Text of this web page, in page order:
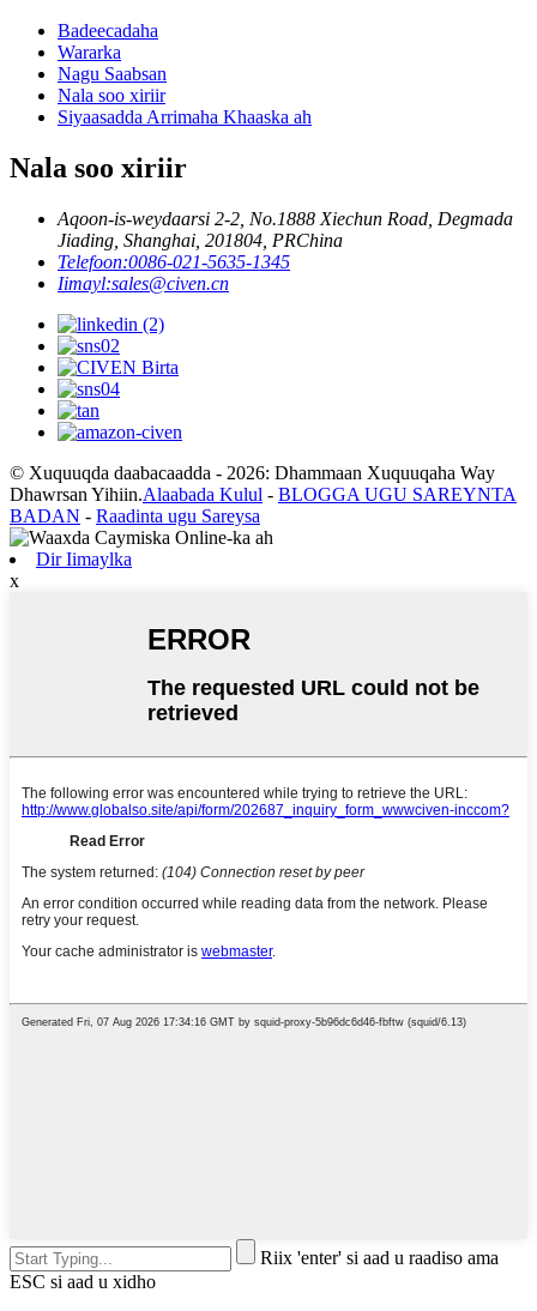
Badeecadaha
Wararka
Nagu Saabsan
Nala soo xiriir
Siyaasadda Arrimaha Khaaska ah
Nala soo xiriir
Aqoon-is-weydaarsi 2-2, No.1888 Xiechun Road, Degmada
Jiading, Shanghai, 201804, PRChina
Telefoon:0086-021-5635-1345
Iimayl:sales@civen.cn
© Xuquuqda daabacaadda - 2026: Dhammaan Xuquuqaha Way
Dhawrsan Yihiin.Alaabada Kulul - BLOGGA UGU SAREYNTA
BADAN - Raadinta ugu Sareysa
Dir Iimaylka
x
Riix 'enter' si aad u raadiso ama
ESC si aad u xidho